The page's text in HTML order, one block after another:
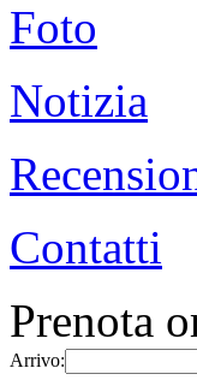
Foto
Notizia
Contatti
Prenota
Arrivo: